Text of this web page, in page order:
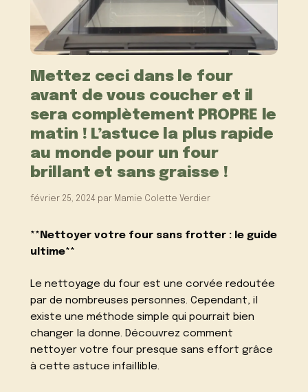
Mettez ceci dans le four
avant de vous coucher et il
sera complètement PROPRE le
matin ! L’astuce la plus rapide
au monde pour un four
brillant et sans graisse !
février 25, 2024 par Mamie Colette Verdier
**Nettoyer votre four sans frotter : le guide
ultime**
Le nettoyage du four est une corvée redoutée
par de nombreuses personnes. Cependant, il
existe une méthode simple qui pourrait bien
changer la donne. Découvrez comment
nettoyer votre four presque sans effort grâce
à cette astuce infaillible.